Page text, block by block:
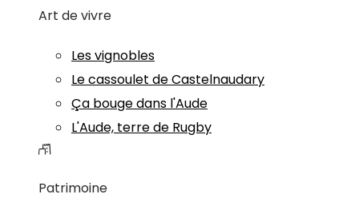
Art de vivre
Les vignobles
Le cassoulet de Castelnaudary
Ça bouge dans l'Aude
L'Aude, terre de Rugby
Patrimoine